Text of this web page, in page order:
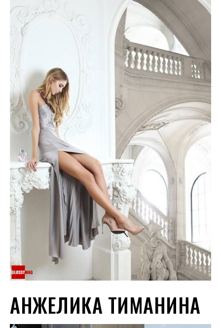
АНЖЕЛИКА ТИМАНИНА